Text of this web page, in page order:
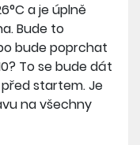
a je úplně
Bude to
bude poprchat
To se bude dát
startem. Je
na všechny